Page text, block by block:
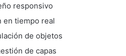
responsivo
en tiempo real
de objetos
de capas